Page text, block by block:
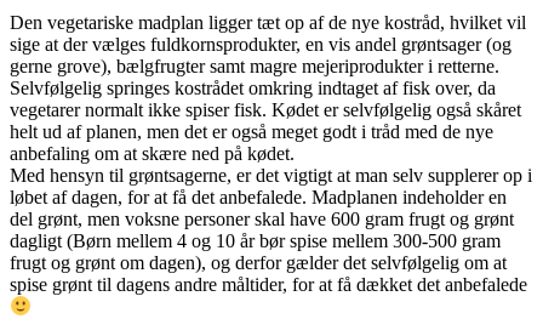
Den vegetariske madplan ligger tæt op af de nye kostråd, hvilket vil
sige at der vælges fuldkornsprodukter, en vis andel grøntsager (og
gerne grove), bælgfrugter samt magre mejeriprodukter i retterne.
Selvfølgelig springes kostrådet omkring indtaget af fisk over, da
vegetarer normalt ikke spiser fisk. Kødet er selvfølgelig også skåret
helt ud af planen, men det er også meget godt i tråd med de nye
anbefaling om at skære ned på kødet.
Med hensyn til grøntsagerne, er det vigtigt at man selv supplerer op i
løbet af dagen, for at få det anbefalede. Madplanen indeholder en
del grønt, men voksne personer skal have 600 gram frugt og grønt
dagligt (Børn mellem 4 og 10 år bør spise mellem 300-500 gram
frugt og grønt om dagen), og derfor gælder det selvfølgelig om at
spise grønt til dagens andre måltider, for at få dækket det anbefalede